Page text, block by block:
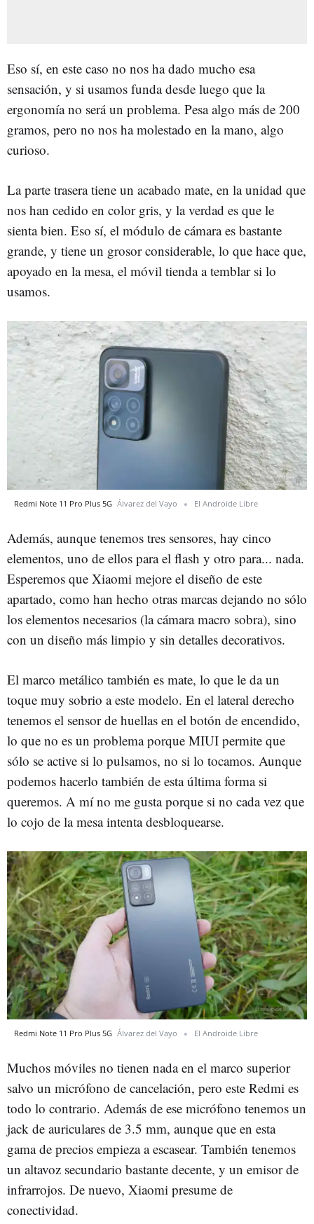
Eso sí, en este caso no nos ha dado mucho esa
sensación, y si usamos funda desde luego que la
ergonomía no será un problema. Pesa algo más de 200
gramos, pero no nos ha molestado en la mano, algo
curioso.
La parte trasera tiene un acabado mate, en la unidad que
nos han cedido en color gris, y la verdad es que le
sienta bien. Eso sí, el módulo de cámara es bastante
grande, y tiene un grosor considerable, lo que hace que,
apoyado en la mesa, el móvil tienda a temblar si lo
usamos.
Redmi Note 11 Pro Plus 5G Álvarez del Vayo El Androide Libre
Además, aunque tenemos tres sensores, hay cinco
elementos, uno de ellos para el flash y otro para... nada.
Esperemos que Xiaomi mejore el diseño de este
apartado, como han hecho otras marcas dejando no sólo
los elementos necesarios (la cámara macro sobra), sino
con un diseño más limpio y sin detalles decorativos.
El marco metálico también es mate, lo que le da un
toque muy sobrio a este modelo. En el lateral derecho
tenemos el sensor de huellas en el botón de encendido,
lo que no es un problema porque MIUI permite que
sólo se active si lo pulsamos, no si lo tocamos. Aunque
podemos hacerlo también de esta última forma si
queremos. A mí no me gusta porque si no cada vez que
lo cojo de la mesa intenta desbloquearse.
Redmi Note 11 Pro Plus 5G Álvarez del Vayo El Androide Libre
Muchos móviles no tienen nada en el marco superior
salvo un micrófono de cancelación, pero este Redmi es
todo lo contrario. Además de ese micrófono tenemos un
jack de auriculares de 3.5 mm, aunque que en esta
gama de precios empieza a escasear. También tenemos
un altavoz secundario bastante decente, y un emisor de
infrarrojos. De nuevo, Xiaomi presume de
conectividad.